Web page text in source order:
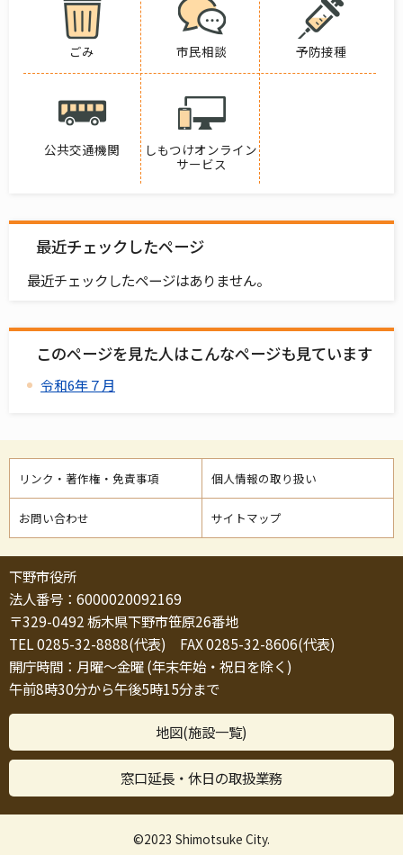
ごみ 市民相談 予防接種
公共交通機関
しもつけオンライン
サービス
最近チェックしたページ
最近チェックしたページはありません。
このページを見た人はこんなページも見ています
令和6年７月
リンク・著作権・免責事項 個人情報の取り扱い
お問い合わせ サイトマップ
下野市役所
法人番号：6000020092169
〒329-0492 栃木県下野市笹原26番地
TEL 0285-32-8888(代表) FAX 0285-32-8606(代表)
開庁時間：月曜～金曜 (年末年始・祝日を除く)
午前8時30分から午後5時15分まで
地図(施設一覧)
窓口延長・休日の取扱業務
©2023 Shimotsuke City.